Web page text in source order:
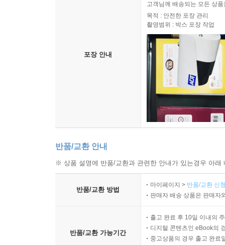
포장 안내
고객님께 배송되는 모든 상
목적 : 안전한 포장 관리
촬영범위 : 박스 포장 작업
반품/교환 안내
※ 상품 설명에 반품/교환과 관련한 안내가 있는경우 아
반품/교환 방법
마이페이지 > 반품/교환 신
판매자 배송 상품은 판매자
반품/교환 가능기간
출고 완료 후 10일 이내의
디지털 콘텐츠인 eBook의
중고상품의 경우 출고 완료